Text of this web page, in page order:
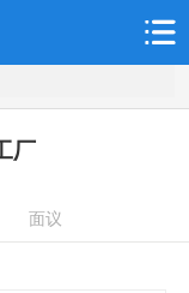
厂
面议